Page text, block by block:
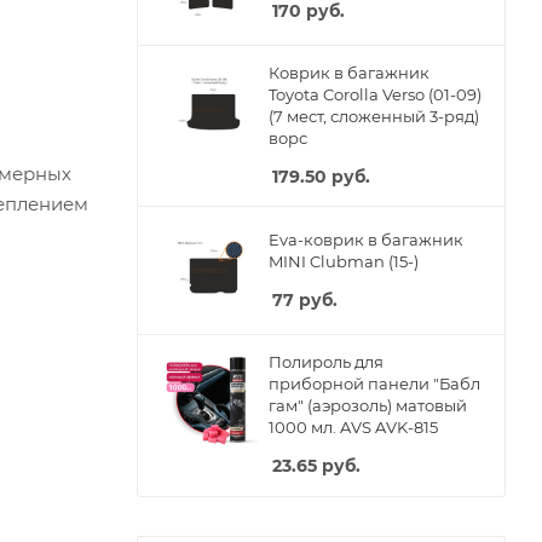
170 руб.
Коврик в багажник
Toyota Corolla Verso (01-09)
(7 мест, сложенный 3-ряд)
ворс
179.50 руб.
Eva-коврик в багажник
MINI Clubman (15-)
77 руб.
Полироль для
приборной панели "Бабл
гам" (аэрозоль) матовый
1000 мл. AVS AVK-815
23.65 руб.